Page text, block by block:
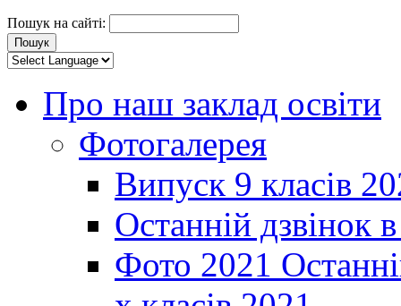
Пошук на сайті:
Про наш заклад освіти
Фотогалерея
Випуск 9 класів
Останній дзвінок
Фото 2021